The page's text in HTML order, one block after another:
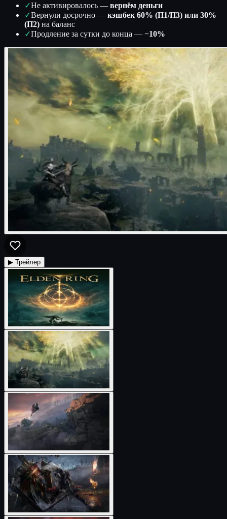
✓Не активировалось — вернём деньги
✓Вернули досрочно — кэшбек 60% (П1/П3) или 30%
(П2) на баланс
✓Продление за сутки до конца — −10%
▶ Трейлер